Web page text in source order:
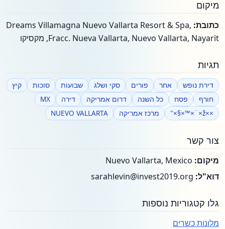
מיקום
כתובת: Dreams Villamagna Nuevo Vallarta Resort & Spa,
Fracc. Nueva Vallarta, Nuevo Vallarta, Nayarit, מקסיקו
תגיות
דירת נופש אחר פורים סקי ושלג שבועות סוכות
קיץ
חורף
פסח כל השנה דרום אמריקה דירה
MX
××ž×¨×™×§×"
מרכז אמריקה NUEVO VALLARTA
צור קשר
מיקום:
דוא"ל: sarahlevin@invest2019.org
גלו קטגוריות נוספות
מלונות כשרים